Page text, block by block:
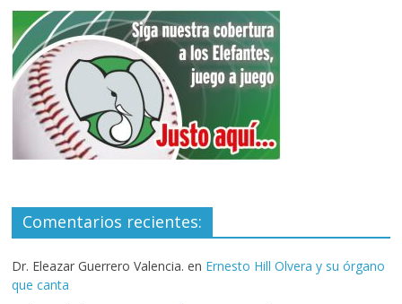
Comentarios recientes:
Dr. Eleazar Guerrero Valencia. en Ernesto Hill Olvera y su órgano
que canta